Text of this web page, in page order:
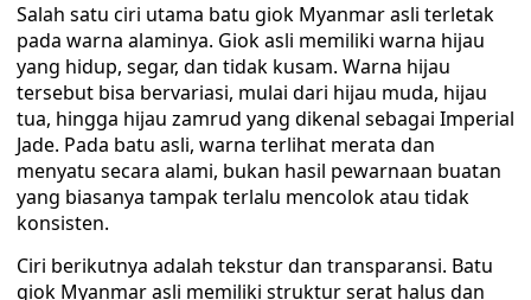
Salah satu ciri utama batu giok Myanmar asli terletak
pada warna alaminya. Giok asli memiliki warna hijau
yang hidup, segar, dan tidak kusam. Warna hijau
tersebut bisa bervariasi, mulai dari hijau muda, hijau
tua, hingga hijau zamrud yang dikenal sebagai Imperial
Jade. Pada batu asli, warna terlihat merata dan
menyatu secara alami, bukan hasil pewarnaan buatan
yang biasanya tampak terlalu mencolok atau tidak
konsisten.
Ciri berikutnya adalah tekstur dan transparansi. Batu
giok Myanmar asli memiliki struktur serat halus dan